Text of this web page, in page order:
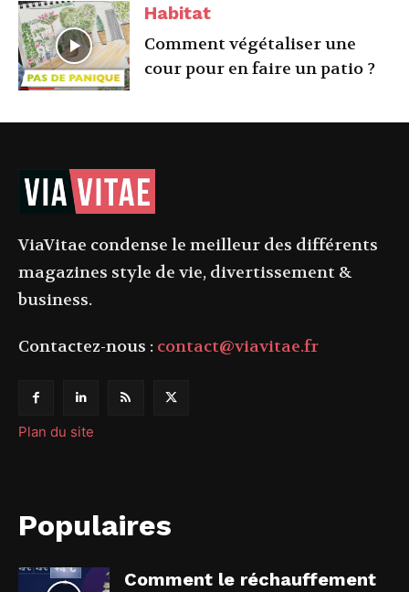
Habitat
Comment végétaliser une
cour pour en faire un patio ?
ViaVitae condense le meilleur des différents
magazines style de vie, divertissement &
business.
Contactez-nous : contact@viavitae.fr
Plan du site
Populaires
Comment le réchauffement